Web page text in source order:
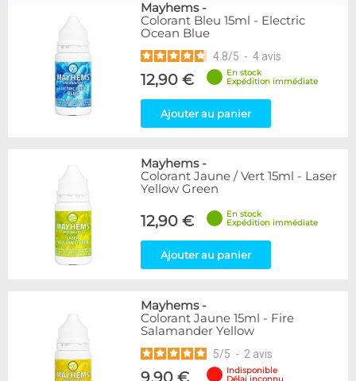
Mayhems-
Colorant Bleu 15ml - Electric
Ocean Blue
4.8/5 - 4 avis
12,90 €
En stock
Expédition immédiate
Ajouter au panier
Mayhems-
Colorant Jaune / Vert 15ml - Laser
Yellow Green
12,90 €
En stock
Expédition immédiate
Ajouter au panier
Mayhems-
Colorant Jaune 15ml - Fire
Salamander Yellow
5/5 - 2 avis
Indisponible
Délai inconnu